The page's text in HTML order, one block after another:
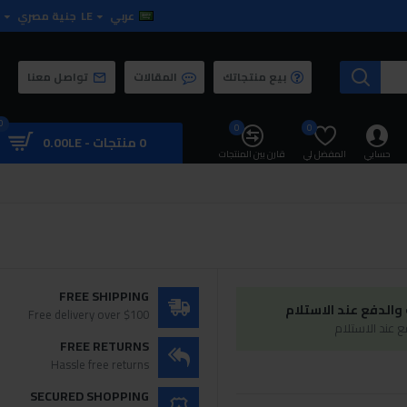
عربي LE جنية مصري
بيع منتجاتك المقالات تواصل معنا
حسابي المفضل لي
0
قارن بين المنتجات
0
0 منتجات - 0.00LE
عند الاستلام
الاستلام
FREE SHIPPING
Free delivery over $100
FREE RETURNS
Hassle free returns
SECURED SHOPPING